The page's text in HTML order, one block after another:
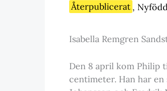
Återpublicerat ,
Isabella Remgren
Den 8 april kom Philip
centimeter. Han har